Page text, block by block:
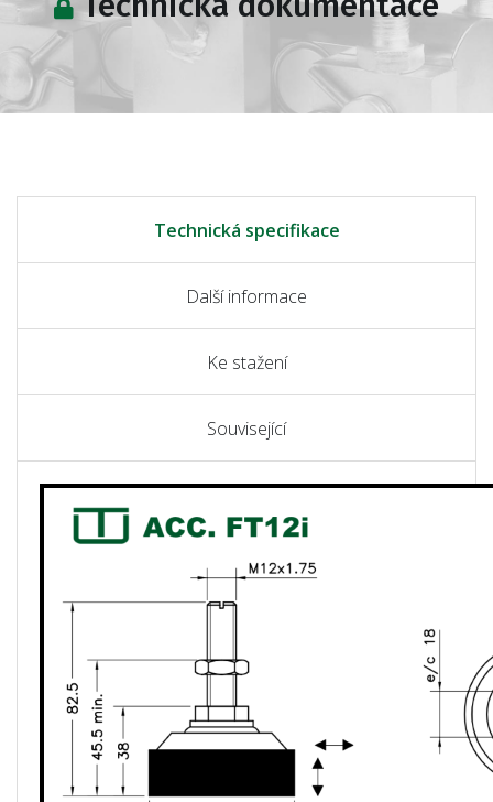
Technická specifikace
Další informace
Ke stažení
Související